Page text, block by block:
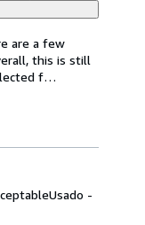
are a few
this is still
f…
Usado -